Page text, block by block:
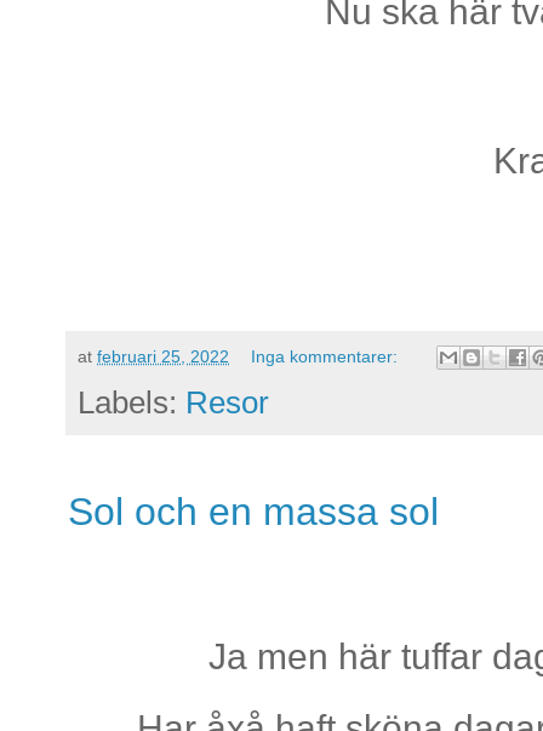
Nu ska här
at februari 25, 2022 Inga kommentarer:
Labels: Resor
Sol och en massa sol
Ja men här tuffar